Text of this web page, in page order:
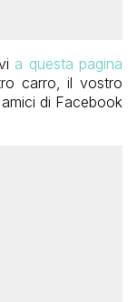
a questa pagina
carro, il vostro
di Facebook